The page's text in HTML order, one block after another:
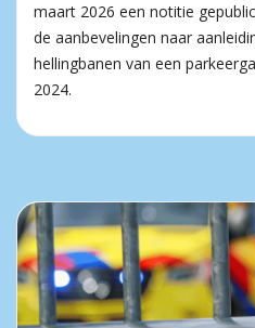
maart 2026 een notitie
de aanbevelingen naar
hellingbanen van een
2024.